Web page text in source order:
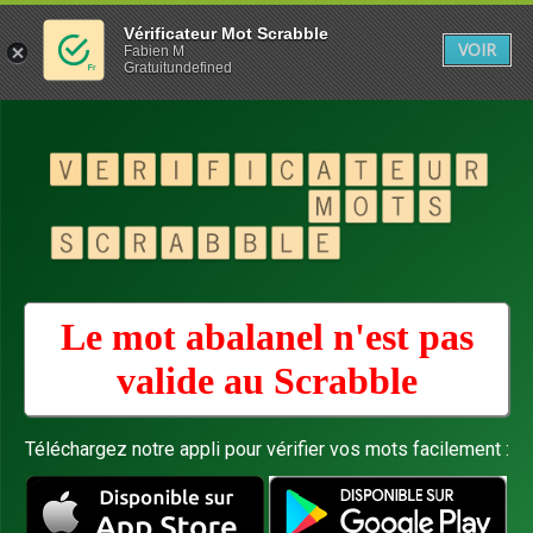
Le mot abalanel n'est pas
valide au Scrabble
Téléchargez notre appli pour vérifier vos mots facilement :
Vérificateur Mot Scrabble
Fabien M
Gratuitundefined
VOIR